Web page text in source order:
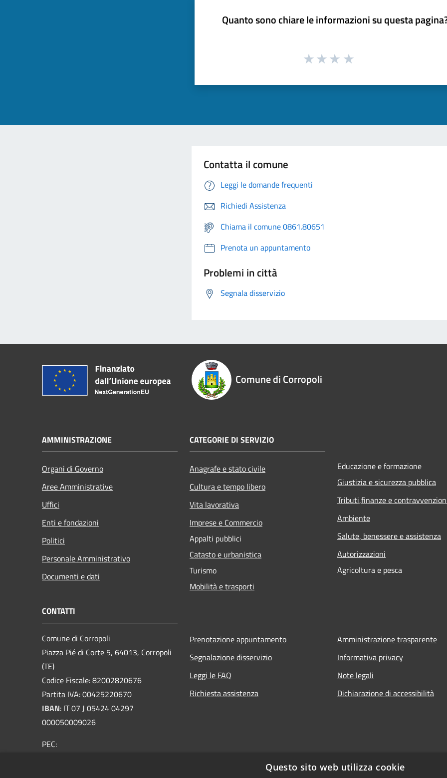
Quanto sono chiare le informazioni su questa
Contatta il comune
Leggi le domande frequenti
Richiedi Assistenza
Chiama il comune 0861.80651
Prenota un appuntamento
Problemi in città
Segnala disservizio
Comune di Corropoli
AMMINISTRAZIONE
Organi di Governo
Aree Amministrative
Uffici
Enti e fondazioni
Politici
Personale Amministrativo
Documenti e dati
CATEGORIE DI SERVIZIO
Anagrafe e stato civile
Cultura e tempo libero
Vita lavorativa
Imprese e Commercio
Appalti pubblici
Catasto e urbanistica
Turismo
Mobilità e trasporti
Educazione e formazione
Giustizia e sicurezza pubblica
Tributi,finanze e
Ambiente
Salute, benessere e assistenza
Autorizzazioni
Agricoltura e pesca
CONTATTI
Comune di Corropoli
Piazza Pié di Corte 5, 64013, Corropoli
(TE)
Codice Fiscale: 82002820676
Partita IVA: 00425220670
IBAN: IT 07 J 05424 04297
000050009026
PEC:
Prenotazione appuntamento
Segnalazione disservizio
Leggi le FAQ
Richiesta assistenza
Amministrazione trasparente
Informativa privacy
Note legali
Dichiarazione di accessibilità
Questo sito web utilizza cookie